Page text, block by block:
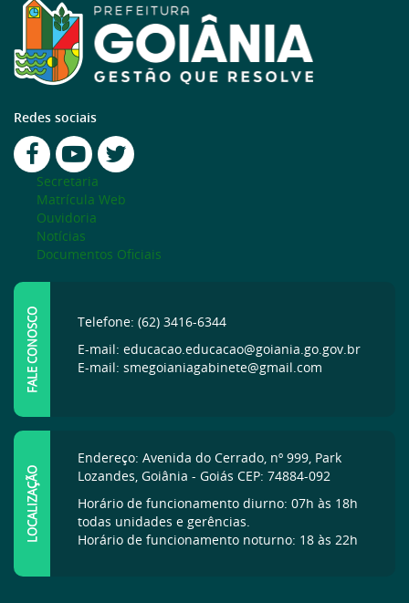
Redes sociais
Secretaria
Matrícula Web
Ouvidoria
Notícias
Documentos Oficiais
FALE CONOSCO
Telefone: (62) 3416-6344
E-mail: educacao.educacao@goiania.go.gov.br
E-mail: smegoianiagabinete@gmail.com
LOCALIZAÇÃO
Endereço: Avenida do Cerrado, nº 999, Park
Lozandes, Goiânia - Goiás CEP: 74884-092
Horário de funcionamento diurno: 07h às 18h
todas unidades e gerências.
Horário de funcionamento noturno: 18 às 22h